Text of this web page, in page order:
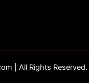
| All Rights Reserved.